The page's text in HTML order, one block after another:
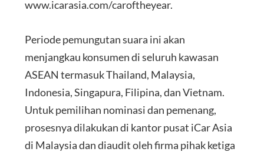
www.icarasia.com/caroftheyear.
Periode pemungutan suara ini akan
menjangkau konsumen di seluruh kawasan
ASEAN termasuk Thailand, Malaysia,
Indonesia, Singapura, Filipina, dan Vietnam.
Untuk pemilihan nominasi dan pemenang,
prosesnya dilakukan di kantor pusat iCar Asia
di Malaysia dan diaudit oleh firma pihak ketiga